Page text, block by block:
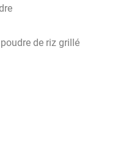
de riz grillé